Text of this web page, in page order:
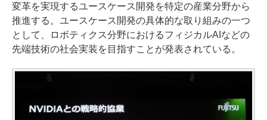
変革を実現するユースケース開発を特定の産業分野から
推進する。ユースケース開発の具体的な取り組みの一つ
として、ロボティクス分野におけるフィジカルAIなどの
先端技術の社会実装を目指すことが発表されている。